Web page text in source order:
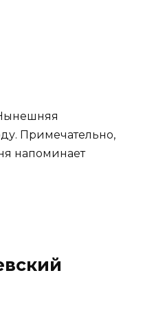
Нынешняя
Примечательно,
напоминает